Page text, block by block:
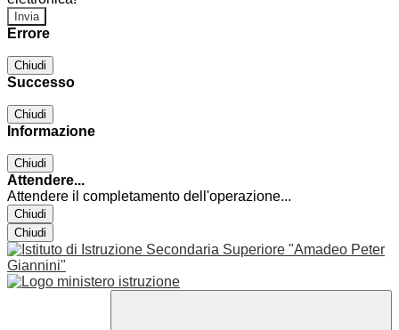
Errore
Chiudi
Successo
Chiudi
Informazione
Chiudi
Attendere...
Attendere il completamento dell'operazione...
Chiudi
Chiudi